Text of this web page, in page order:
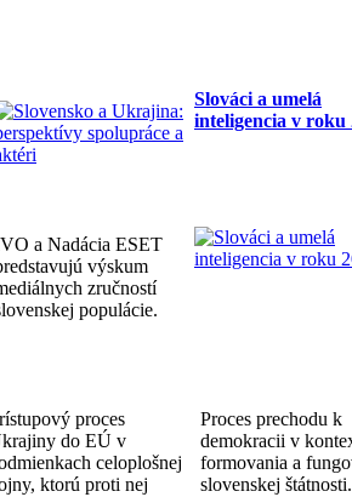
Slováci a umelá
inteligencia v roku
a Nadácia ESET
výskum
zručností
populácie.
proces
do EÚ v
celoplošnej
ktorú proti nej
Proces prechodu k
demokracii v
formovania a
slovenskej štátnosti.